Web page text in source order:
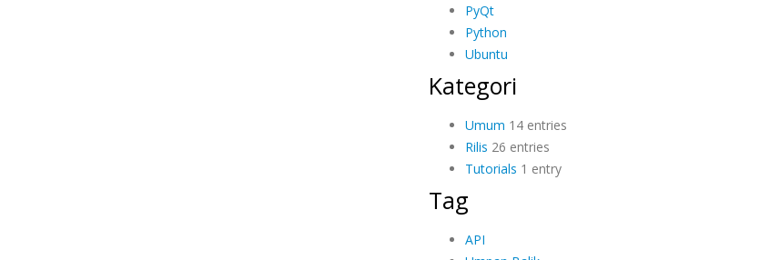
PyQt
Python
Ubuntu
Kategori
Umum 14 entries
Rilis 26 entries
Tutorials 1 entry
Tag
API